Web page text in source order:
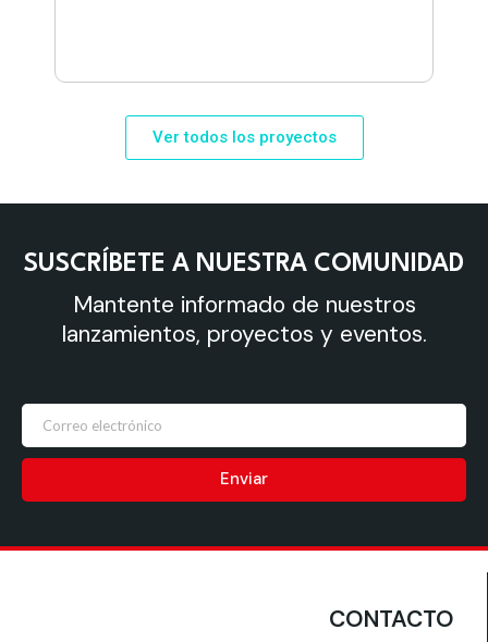
Ver todos los proyectos
SUSCRÍBETE A NUESTRA COMUNIDAD
Mantente informado de nuestros
lanzamientos, proyectos y eventos.
Enviar
CONTACTO